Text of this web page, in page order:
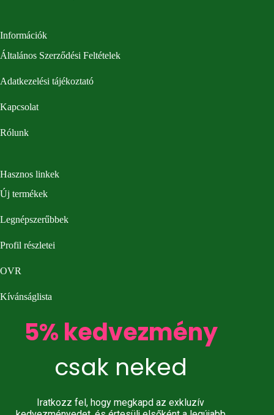
Információk
Általános Szerződési Feltételek
Adatkezelési tájékoztató
Kapcsolat
Rólunk
Hasznos linkek
Új termékek
Legnépszerűbbek
Profil részletei
OVR
Kívánságlista
5% kedvezmény
csak neked
Iratkozz fel, hogy megkapd az exkluzív